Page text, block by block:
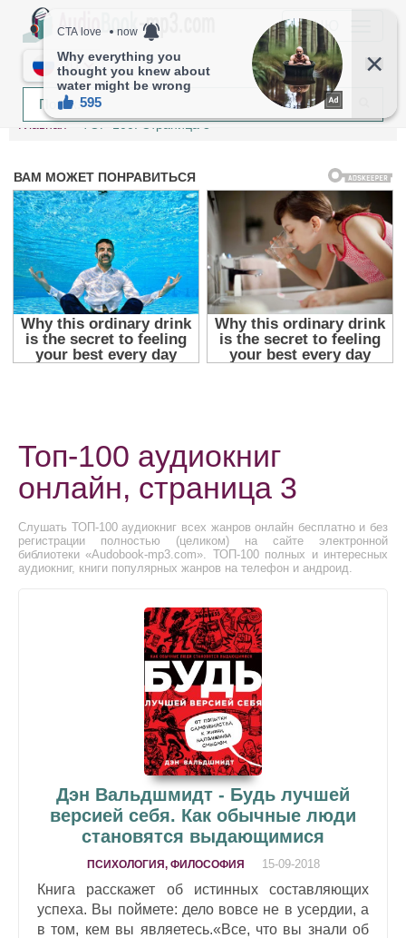
МЕНЮ
RU
Главная TOP-100. Страница 3
Топ-100 аудиокниг
онлайн, страница 3
Слушать ТОП-100 аудиокниг всех жанров онлайн бесплатно и без
регистрации полностью (целиком) на сайте электронной
библиотеки «Audobook-mp3.com». ТОП-100 полных и интересных
аудиокниг, книги популярных жанров на телефон и андроид.
Дэн Вальдшмидт - Будь лучшей
версией себя. Как обычные люди
становятся выдающимися
ПСИХОЛОГИЯ, ФИЛОСОФИЯ 15-09-2018
Книга расскажет об истинных составляющих
успеха. Вы поймете: дело вовсе не в усердии, а
в том, кем вы являетесь.«Все, что вы знали об